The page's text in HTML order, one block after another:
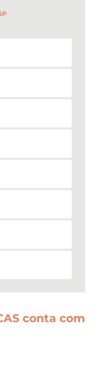
conta com